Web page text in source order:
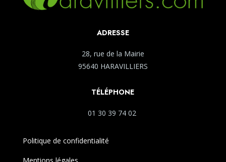
ADRESSE
28, rue de la Mairie
95640 HARAVILLIERS
TÉLÉPHONE
01 30 39 74 02
Politique de confidentialité